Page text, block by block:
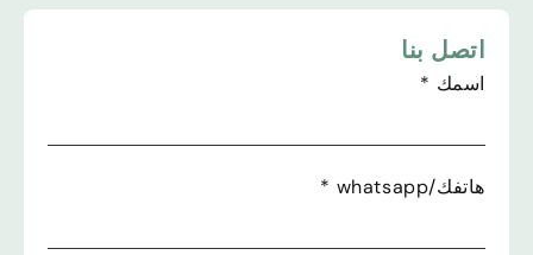
اتصل بنا
اسمك *
هاتفك/whatsapp *